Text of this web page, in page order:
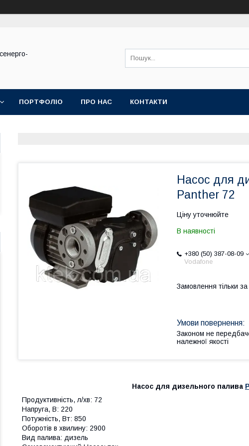
ПОРТФОЛІО ПРО НАС КОНТАКТИ
Насос для
Panther 72
Ціну уточнюйте
В наявності
+380 (50) 387-08-09
Vodafone
Замовлення тільки
Законом не
належної якості
Насос для дизельного палива
Продуктивність, л/хв: 72
Напруга, В: 220
Потужність, Вт: 850
Оборотів в хвилину: 2900
Вид палива: дизель